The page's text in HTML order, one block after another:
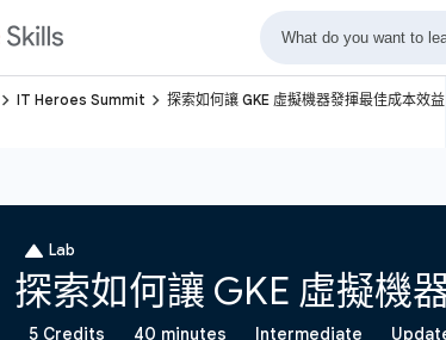
navigate_next IT Heroes Summit navigate_next 探索如何讓 GKE 虛擬機器發揮最佳成本效益